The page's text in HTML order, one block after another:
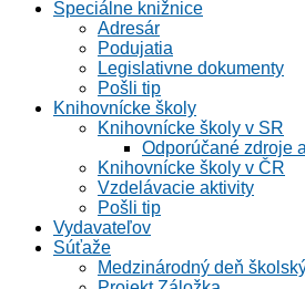
Špeciálne knižnice
Adresár
Podujatia
Legislativne dokumenty
Pošli tip
Knihovnícke školy
Knihovnícke školy v SR
Odporúčané zdroje
Knihovnícke školy v ČR
Vzdelávacie aktivity
Pošli tip
Vydavateľov
Súťaže
Medzinárodný deň